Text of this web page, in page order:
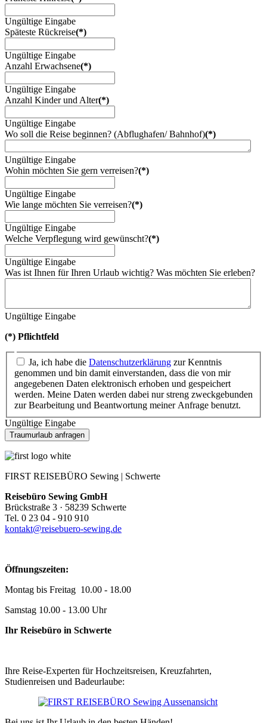
Ungültige Eingabe
Späteste Rückreise(*)
Ungültige Eingabe
Anzahl Erwachsene(*)
Ungültige Eingabe
Anzahl Kinder und Alter(*)
Ungültige Eingabe
Wo soll die Reise beginnen? (Abflughafen/ Bahnhof)(*)
Ungültige Eingabe
Wohin möchten Sie gern verreisen?(*)
Ungültige Eingabe
Wie lange möchten Sie verreisen?(*)
Ungültige Eingabe
Welche Verpflegung wird gewünscht?(*)
Ungültige Eingabe
Was ist Ihnen für Ihren Urlaub wichtig? Was möchten Sie erleben?
Ungültige Eingabe
(*) Pflichtfeld
Ja, ich habe die Datenschutzerklärung zur Kenntnis
genommen und bin damit einverstanden, dass die von mir
angegebenen Daten elektronisch erhoben und gespeichert
werden. Meine Daten werden dabei nur streng zweckgebunden
zur Bearbeitung und Beantwortung meiner Anfrage benutzt.
Ungültige Eingabe
Traumurlaub anfragen
FIRST REISEBÜRO Sewing | Schwerte
Reisebüro Sewing GmbH
Brückstraße 3 · 58239 Schwerte
Tel. 0 23 04 - 910 910
kontakt@reisebuero-sewing.de
Öffnungszeiten:
Montag bis Freitag 10.00 - 18.00
Samstag 10.00 - 13.00 Uhr
Ihr Reisebüro in Schwerte
Ihre Reise-Experten für Hochzeitsreisen, Kreuzfahrten,
Studienreisen und Badeurlaube: